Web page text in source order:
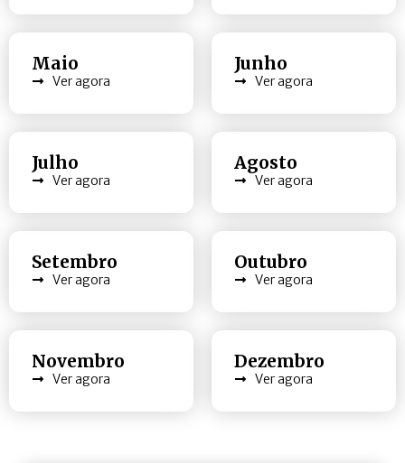
Maio
Ver agora
Junho
Ver agora
Julho
Ver agora
Agosto
Ver agora
Setembro
Ver agora
Outubro
Ver agora
Novembro
Ver agora
Dezembro
Ver agora